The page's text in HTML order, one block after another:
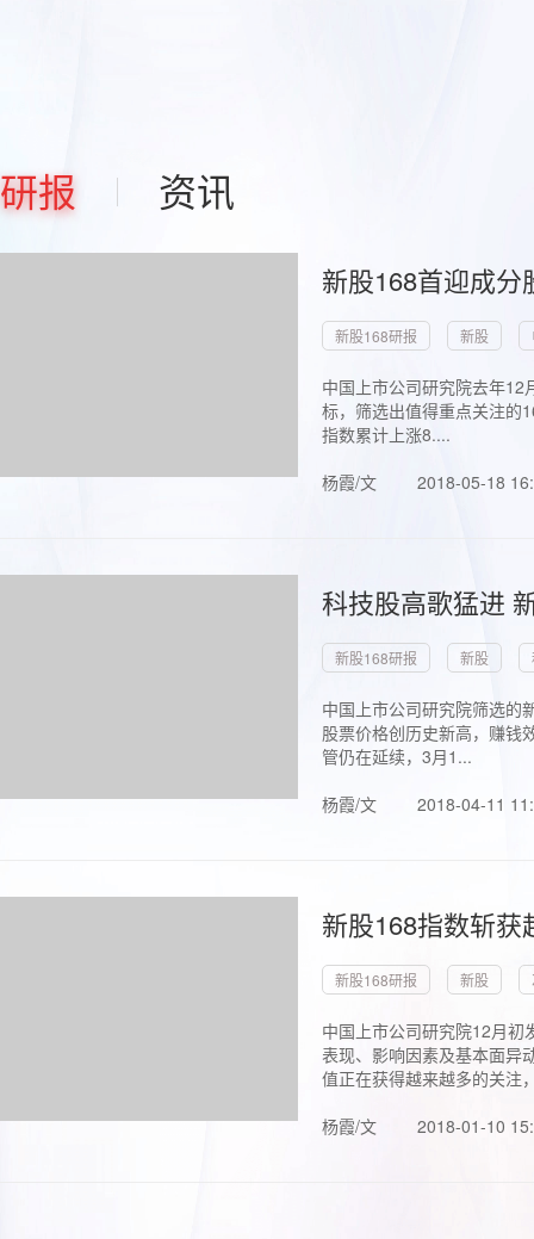
研报 资讯
新股168首迎成
新股168研报 新股
中国上市公司研究院去年
标，筛选出值得重点关注的
指数累计上涨8....
杨霞/文
2018-05-18
科技股高歌猛进
新股168研报 新股
中国上市公司研究院筛选的
股票价格创历史新高，赚钱
管仍在延续，3月1...
杨霞/文
2018-04-11
新股168指数斩
新股168研报 新股
中国上市公司研究院12月初
表现、影响因素及基本面异
值正在获得越来越多的关注
杨霞/文
2018-01-10